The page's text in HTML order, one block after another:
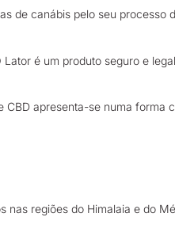
de canábis pelo seu processo
é um produto seguro e
CBD apresenta-se numa forma
nas regiões do Himalaia e do